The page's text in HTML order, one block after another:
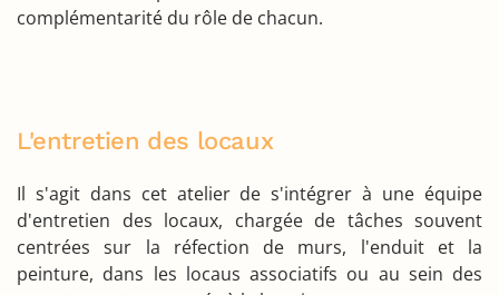
complémentarité du rôle de chacun.
L'entretien des locaux
Il s'agit dans cet atelier de s'intégrer à une équipe
d'entretien des locaux, chargée de tâches souvent
centrées sur la réfection de murs, l'enduit et la
peinture, dans les locaus associatifs ou au sein des